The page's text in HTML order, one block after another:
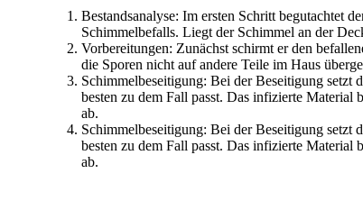
Bestandsanalyse: Im ersten Schritt begutachtet
Schimmelbefalls. Liegt der Schimmel an der
Vorbereitungen: Zunächst schirmt er den
die Sporen nicht auf andere Teile im Haus
Schimmelbeseitigung: Bei der Beseitigung setzt
besten zu dem Fall passt. Das infizierte Material
ab.
Schimmelbeseitigung: Bei der Beseitigung setzt
besten zu dem Fall passt. Das infizierte Material
ab.